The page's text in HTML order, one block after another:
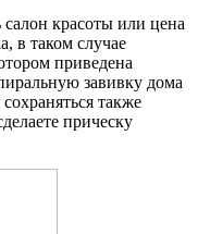
красоты или цена
в таком случае
приведена
завивку дома
также
прическу